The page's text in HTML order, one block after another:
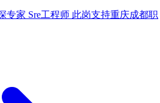
专家 Sre工程师 此岗支持重庆成都职